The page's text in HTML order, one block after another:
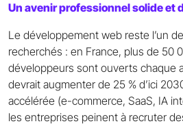
Un avenir professionnel solide et
Le développement web reste l’un
recherchés : en France, plus de 50
développeurs sont ouverts chaque
devrait augmenter de 25 % d’ici
accélérée (e-commerce, SaaS, IA
les entreprises peinent à recruter